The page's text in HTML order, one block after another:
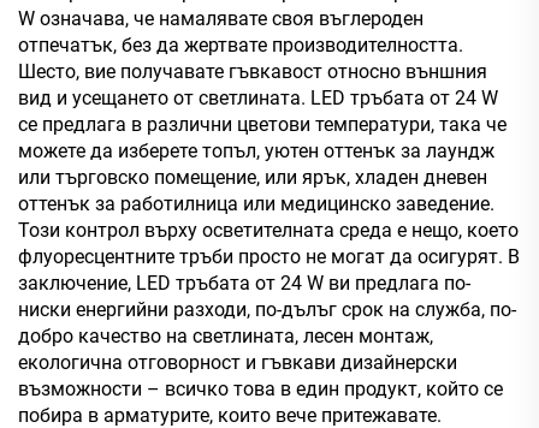
W означава, че намалявате своя въглероден
отпечатък, без да жертвате производителността.
Шесто, вие получавате гъвкавост относно външния
вид и усещането от светлината. LED тръбата от 24 W
се предлага в различни цветови температури, така че
можете да изберете топъл, уютен оттенък за лаундж
или търговско помещение, или ярък, хладен дневен
оттенък за работилница или медицинско заведение.
Този контрол върху осветителната среда е нещо, което
флуоресцентните тръби просто не могат да осигурят. В
заключение, LED тръбата от 24 W ви предлага по-
ниски енергийни разходи, по-дълъг срок на служба, по-
добро качество на светлината, лесен монтаж,
екологична отговорност и гъвкави дизайнерски
възможности – всичко това в един продукт, който се
побира в арматурите, които вече притежавате.